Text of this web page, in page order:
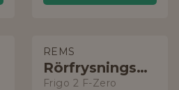
REMS
Rörfrysningsmaskin
Frigo 2 F-Zero